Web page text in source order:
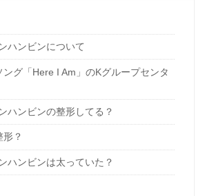
ハンビンについて
ング「Here I Am」のKグループセンタ
ハンビンの整形してる？
形？
ハンビンは太っていた？